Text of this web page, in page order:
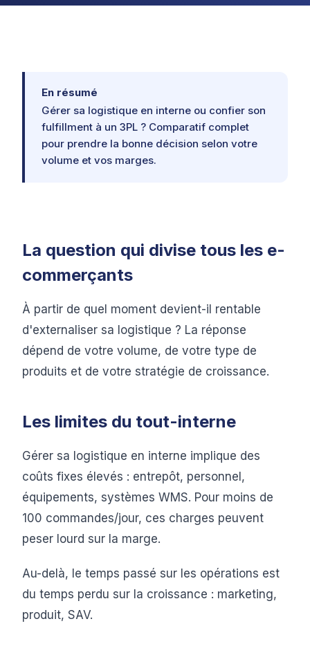
En résumé
Gérer sa logistique en interne ou confier son
fulfillment à un 3PL ? Comparatif complet
pour prendre la bonne décision selon votre
volume et vos marges.
La question qui divise tous les e-
commerçants
À partir de quel moment devient-il rentable
d'externaliser sa logistique ? La réponse
dépend de votre volume, de votre type de
produits et de votre stratégie de croissance.
Les limites du tout-interne
Gérer sa logistique en interne implique des
coûts fixes élevés : entrepôt, personnel,
équipements, systèmes WMS. Pour moins de
100 commandes/jour, ces charges peuvent
peser lourd sur la marge.
Au-delà, le temps passé sur les opérations est
du temps perdu sur la croissance : marketing,
produit, SAV.